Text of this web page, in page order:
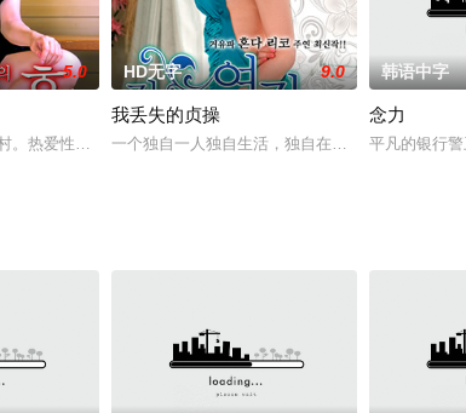
崔岷植 饰）被贬而遭受巨大打击，军纪溃散，只剩
5.0
。热爱性爱的丽，在开车时突然坚持矢岛。两个人在河边享受性
HD无字 9.0
我丢失的贞操
一个独自一人独自生活，独自在大街上治愈无聊的
韩语中字
念力
平凡的银行